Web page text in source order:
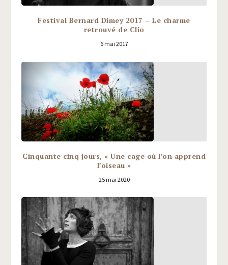
Festival Bernard Dimey 2017 – Le charme
retrouvé de Clio
6 mai 2017
Cinquante cinq jours, « Une cage où l’on apprend
l’oiseau »
25 mai 2020